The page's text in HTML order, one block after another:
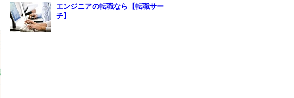
エンジニアの転職なら【転職サー
チ】